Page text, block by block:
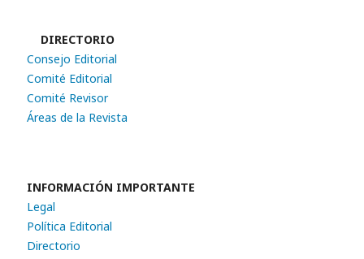
DIRECTORIO
Consejo Editorial
Comité Editorial
Comité Revisor
Áreas de la Revista
INFORMACIÓN IMPORTANTE
Legal
Política Editorial
Directorio